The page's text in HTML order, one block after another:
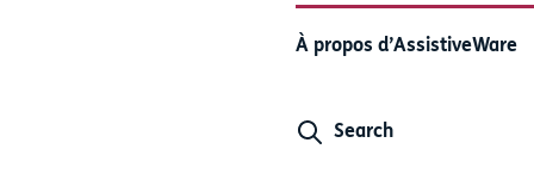
À propos d’AssistiveWare
Search
Blog avec tag Les bases de la